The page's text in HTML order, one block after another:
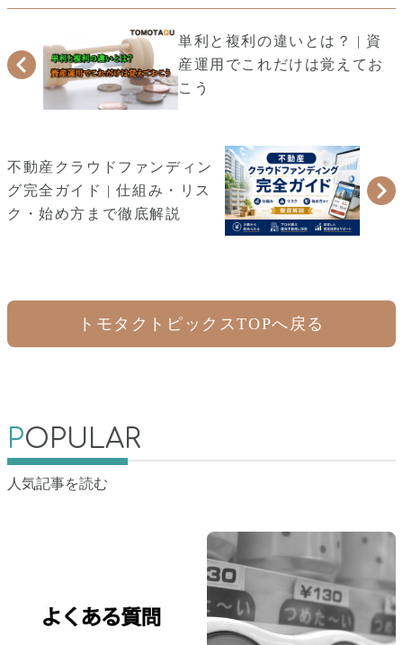
単利と複利の違いとは？ | 資
産運用でこれだけは覚えてお
こう
不動産クラウドファンディン
グ完全ガイド | 仕組み・リス
ク・始め方まで徹底解説
トモタクトピックスTOPへ戻る
POPULAR
人気記事を読む